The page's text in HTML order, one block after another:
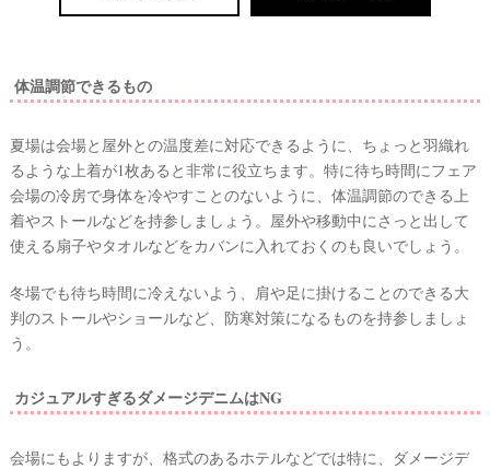
体温調節できるもの
夏場は会場と屋外との温度差に対応できるように、 ちょっと羽織れ
るような上着が1枚あると非常に役立ちます。特に待ち時間にフェア
会場の冷房で身体を冷やすことのないように、体温調節のできる上
着やストールなどを持参しましょう。屋外や移動中にさっと出して
使える扇子やタオルなどをカバンに入れておくのも良いでしょう。
冬場でも待ち時間に冷えないよう、肩や足に掛けることのできる大
判のストールやショールなど、防寒対策になるものを持参しましょ
う。
カジュアルすぎるダメージデニムはNG
会場にもよりますが、格式のあるホテルなどでは特に、ダメージデ